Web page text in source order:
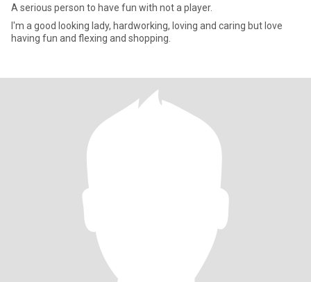
A serious person to have fun with not a player.
I'm a good looking lady, hardworking, loving and caring but love
having fun and flexing and shopping.